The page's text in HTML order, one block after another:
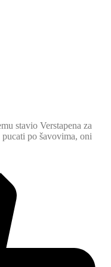
stavio Verstapena za
po šavovima, oni